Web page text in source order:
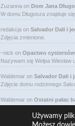
Zuzanna on Dom Jana
W domu Długosza znajduje
redakcja on Salvador Dali i
Zdjęcia zmienione.
~nick on Opactwo
Nazywam się Wełpa
Waldemar on Salvador Dali i
Zdjęcie domu rodzinnego
Waldemar on Ostatni pałac
Używamy